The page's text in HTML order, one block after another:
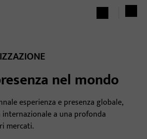
nel mondo
esperienza e presenza globale,
a una profonda
mercati.